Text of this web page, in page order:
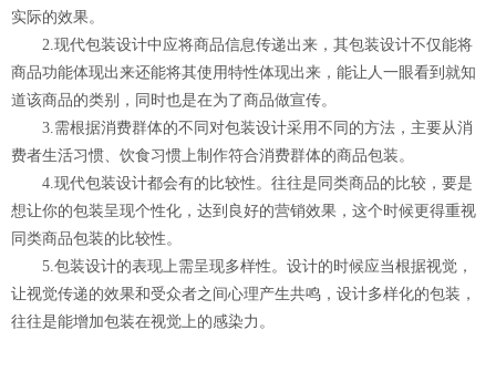
实际的效果。
2.现代包装设计中应将商品信息传递出来，其包装设计不仅能将
商品功能体现出来还能将其使用特性体现出来，能让人一眼看到就知
道该商品的类别，同时也是在为了商品做宣传。
3.需根据消费群体的不同对包装设计采用不同的方法，主要从消
费者生活习惯、饮食习惯上制作符合消费群体的商品包装。
4.现代包装设计都会有的比较性。往往是同类商品的比较，要是
想让你的包装呈现个性化，达到良好的营销效果，这个时候更得重视
同类商品包装的比较性。
5.包装设计的表现上需呈现多样性。设计的时候应当根据视觉，
让视觉传递的效果和受众者之间心理产生共鸣，设计多样化的包装，
往往是能增加包装在视觉上的感染力。